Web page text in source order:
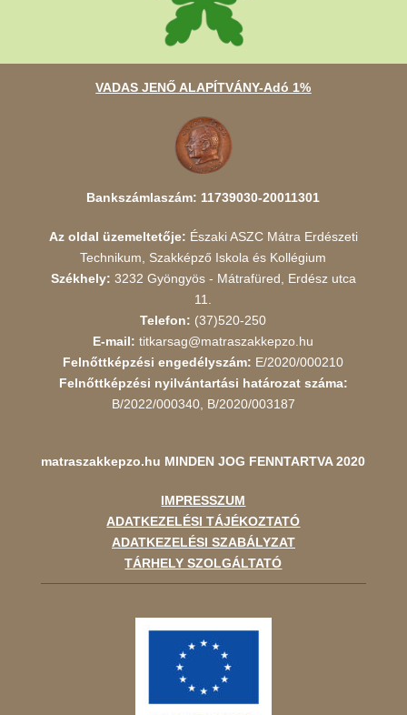
VADAS JENŐ ALAPÍTVÁNY-Adó 1%
Bankszámlaszám: 11739030-20011301
Az oldal üzemeltetője: Északi ASZC Mátra Erdészeti
Technikum, Szakképző Iskola és Kollégium
Székhely: 3232 Gyöngyös - Mátrafüred, Erdész utca
11.
Telefon: (37)520-250
E-mail: titkarsag@matraszakkepzo.hu
Felnőttképzési engedélyszám: E/2020/000210
Felnőttképzési nyilvántartási határozat száma:
B/2022/000340, B/2020/003187
matraszakkepzo.hu MINDEN JOG FENNTARTVA 2020
IMPRESSZUM
ADATKEZELÉSI TÁJÉKOZTATÓ
ADATKEZELÉSI SZABÁLYZAT
TÁRHELY SZOLGÁLTATÓ